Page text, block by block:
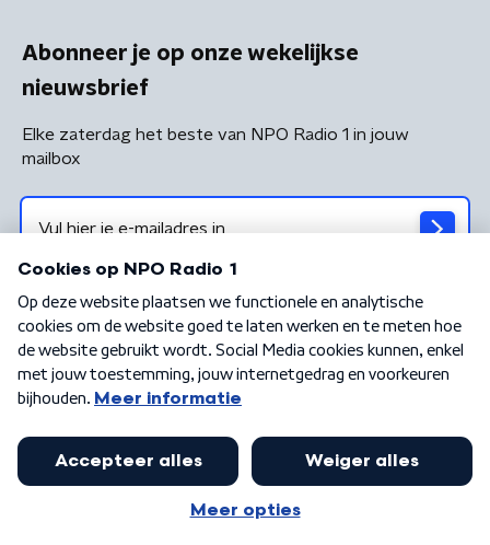
Abonneer je op onze wekelijkse
nieuwsbrief
Elke zaterdag het beste van NPO Radio 1 in jouw
mailbox
Algemene voorwaarden